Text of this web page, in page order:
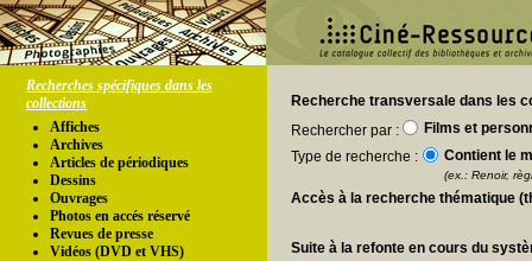
Recherches spécifiques dans les
collections
Affiches
Archives
Articles de périodiques
Dessins
Ouvrages
Photos en accés réservé
Revues de presse
Vidéos (DVD et VHS)
Recherche transversale dans les
Rechercher par :
Films et
Type de recherche :
Contient le
(ex.: Renoir,
Accès à la recherche thématique
Suite à la refonte en cours du